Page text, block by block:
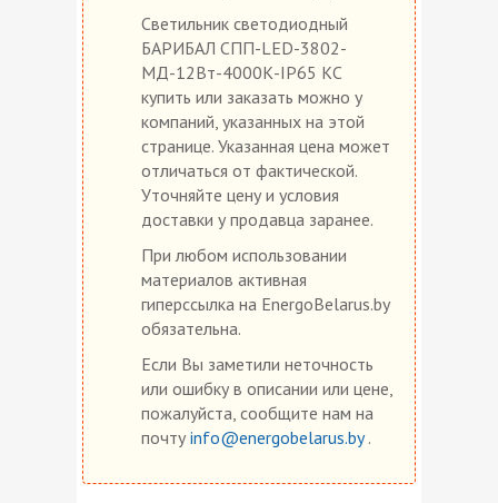
Светильник светодиодный
БАРИБАЛ СПП-LED-3802-
МД-12Вт-4000К-IP65 КС
купить или заказать можно у
компаний, указанных на этой
странице. Указанная цена может
отличаться от фактической.
Уточняйте цену и условия
доставки у продавца заранее.
При любом использовании
материалов активная
гиперссылка на EnergoBelarus.by
обязательна.
Если Вы заметили неточность
или ошибку в описании или цене,
пожалуйста, сообщите нам на
почту info@energobelarus.by.